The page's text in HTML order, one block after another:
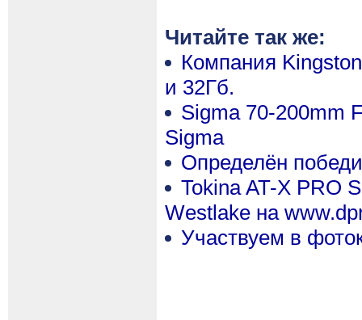
Читайте так же:
Компания
и 32Гб.
Sigma 70-200mm
Sigma
Определён
Tokina AT-X PRO
Westlake на
Участвуем в